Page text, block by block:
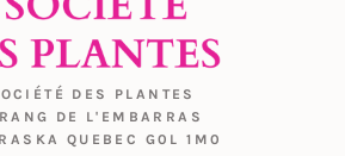
DES PLANTES
DE L'EMBARRAS
QUEBEC G0L 1M0